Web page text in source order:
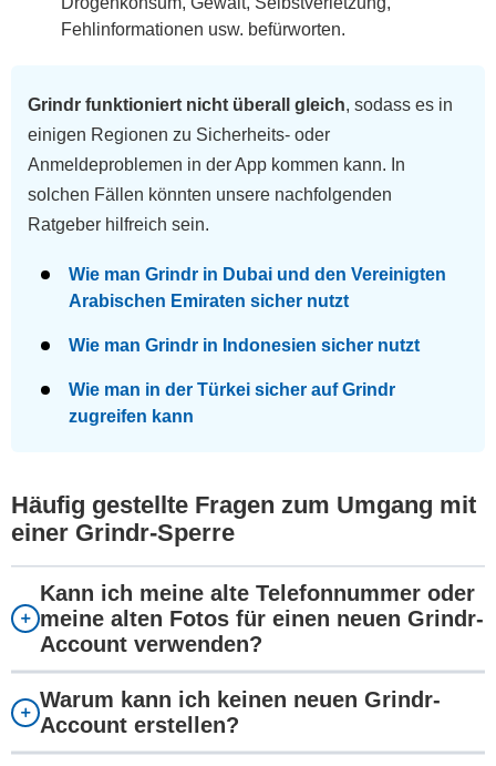
Fehlinformationen usw. befürworten.
Grindr funktioniert nicht überall gleich, sodass es in
einigen Regionen zu Sicherheits- oder
Anmeldeproblemen in der App kommen kann. In
solchen Fällen könnten unsere nachfolgenden
Ratgeber hilfreich sein.
Wie man Grindr in Dubai und den Vereinigten
Arabischen Emiraten sicher nutzt
Wie man Grindr in Indonesien sicher nutzt
Wie man in der Türkei sicher auf Grindr
zugreifen kann
Häufig gestellte Fragen zum Umgang mit
einer Grindr-Sperre
Kann ich meine alte Telefonnummer oder
meine alten Fotos für einen neuen Grindr-
Account verwenden?
Warum kann ich keinen neuen Grindr-
Account erstellen?